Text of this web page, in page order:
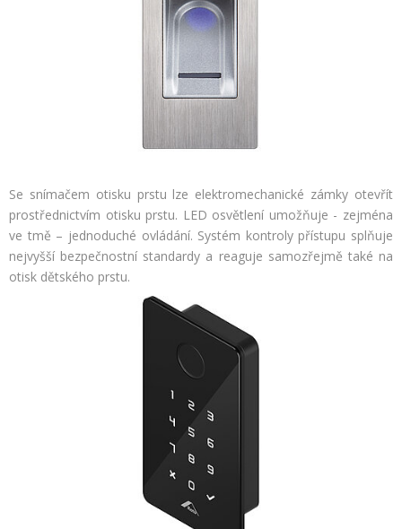
Se snímačem otisku prstu lze elektromechanické zámky otevřít
prostřednictvím otisku prstu. LED osvětlení umožňuje - zejména
ve tmě – jednoduché ovládání. Systém kontroly přístupu splňuje
nejvyšší bezpečnostní standardy a reaguje samozřejmě také na
otisk dětského prstu.